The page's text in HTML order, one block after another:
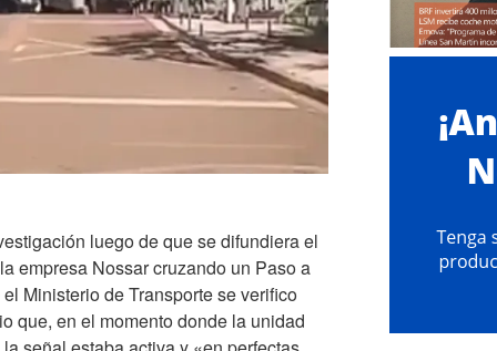
luego de que se difundiera el
empresa Nossar cruzando un Paso a
Ministerio de Transporte se verifico
que, en el momento donde la unidad